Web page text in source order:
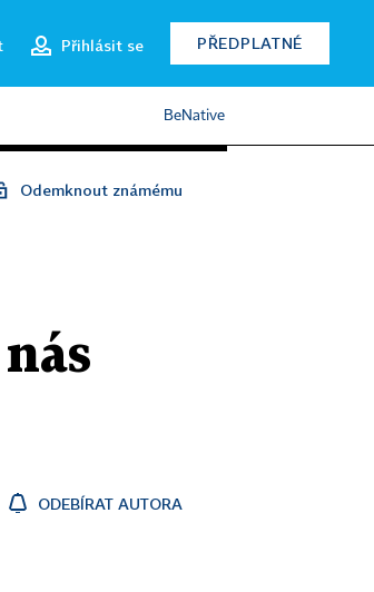
Přihlásit se PŘEDPLATNÉ
BeNative
Odemknout známému
ODEBÍRAT AUTORA